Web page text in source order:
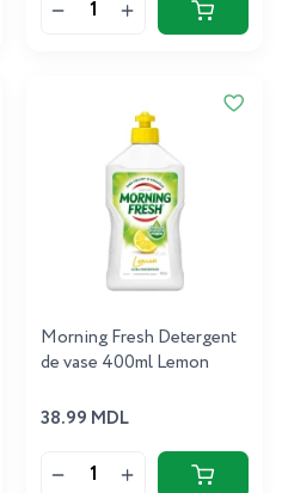
Morning Fresh Detergent
de vase 400ml Lemon
38.99 MDL